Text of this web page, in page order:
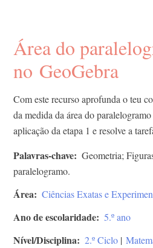
Área do
no GeoGebra
Com este recurso aprofunda o teu
da medida da área do
aplicação da etapa 1 e resolve a
Palavras-chave
Geometria;
paralelogramo.
Área Ciências Exatas e
Ano de escolaridade 5.º ano
Nível/Disciplina 2.º Ciclo |